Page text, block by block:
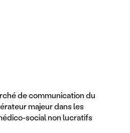
de communication du
majeur dans les
social non lucratifs